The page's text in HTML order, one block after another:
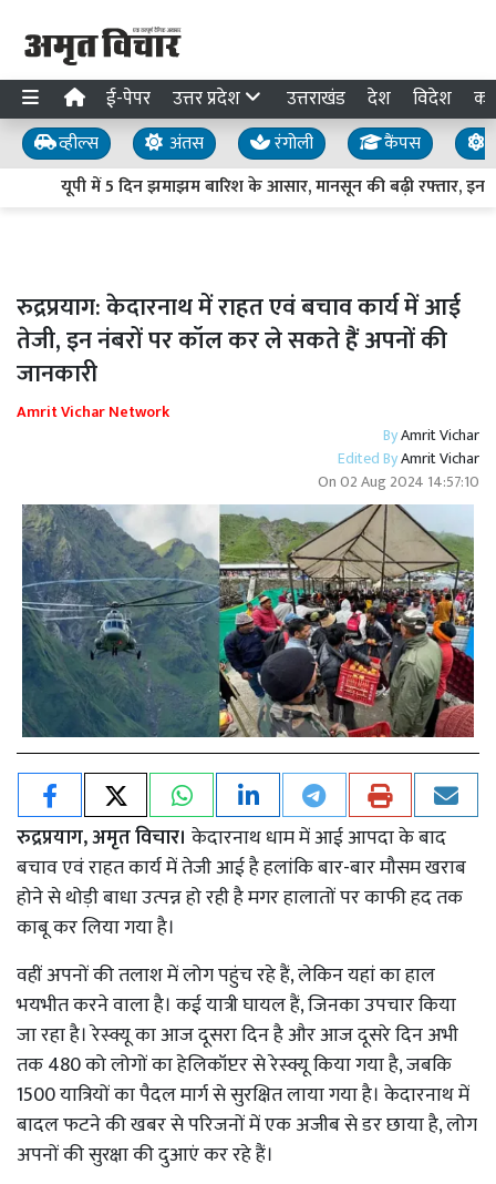
ई-पेपर उत्तर प्रदेश उत्तराखंड देश विदेश
व्हील्स अंतस रंगोली कैंपस
यूपी में 5 दिन झमाझम बारिश के आसार, मानसून की बढ़ी रफ्तार, इन
रुद्रप्रयाग: केदारनाथ में राहत एवं बचाव कार्य में आई
तेजी, इन नंबरों पर कॉल कर ले सकते हैं अपनों की
जानकारी
Amrit Vichar Network
ByAmrit Vichar
Edited ByAmrit Vichar
On02 Aug 2024 14:57:10
रुद्रप्रयाग, अमृत विचार। केदारनाथ धाम में आई आपदा के बाद
बचाव एवं राहत कार्य में तेजी आई है हलांकि बार-बार मौसम खराब
होने से थोड़ी बाधा उत्पन्न हो रही है मगर हालातों पर काफी हद तक
काबू कर लिया गया है।
वहीं अपनों की तलाश में लोग पहुंच रहे हैं, लेकिन यहां का हाल
भयभीत करने वाला है। कई यात्री घायल हैं, जिनका उपचार किया
जा रहा है। रेस्क्यू का आज दूसरा दिन है और आज दूसरे दिन अभी
तक 480 को लोगों का हेलिकॉप्टर से रेस्क्यू किया गया है, जबकि
1500 यात्रियों का पैदल मार्ग से सुरक्षित लाया गया है। केदारनाथ में
बादल फटने की खबर से परिजनों में एक अजीब से डर छाया है, लोग
अपनों की सुरक्षा की दुआएं कर रहे हैं।